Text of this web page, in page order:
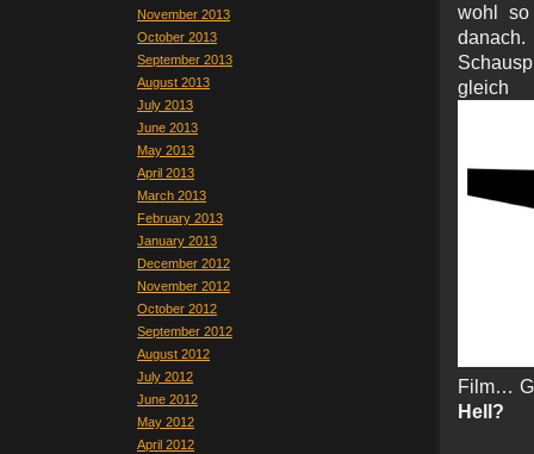
November 2013
October 2013
September 2013
August 2013
July 2013
June 2013
May 2013
April 2013
March 2013
February 2013
January 2013
December 2012
November 2012
October 2012
September 2012
August 2012
July 2012
June 2012
May 2012
April 2012
wohl
Film…
Hell?